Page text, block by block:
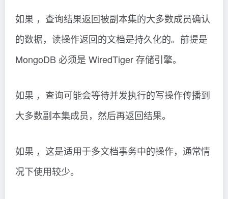
如果 ，查询结果返回被副本集的大多数成员确认
的数据，读操作返回的文档是持久化的。前提是
MongoDB 必须是 WiredTiger 存储引擎。
如果 ，查询可能会等待并发执行的写操作传播到
大多数副本集成员，然后再返回结果。
如果 ，这是适用于多文档事务中的操作，通常情
况下使用较少。